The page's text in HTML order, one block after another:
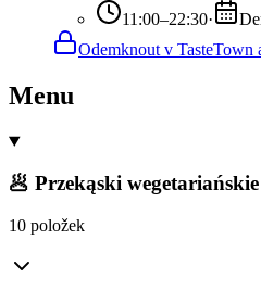
11:00–22:30·
Odemknout v TasteTown
Menu
🥟 Przekąski wegetariańskie
10 položek